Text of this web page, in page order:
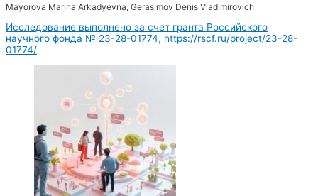
Mayorova Marina Arkadyevna, Gerasimov Denis Vladimirovich
Исследование выполнено за счет гранта Российского
научного фонда № 23-28-01774, https://rscf.ru/project/23-28-
01774/